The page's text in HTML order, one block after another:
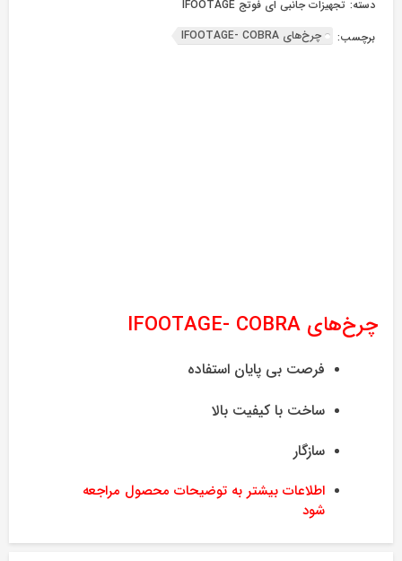
دسته: تجهیزات جانبی ای فوتج IFOOTAGE
برچسب:
چرخ‌های IFOOTAGE- COBRA
چرخ‌های IFOOTAGE- COBRA
فرصت بی پایان استفاده
ساخت با کیفیت بالا
سازگار
اطلاعات بیشتر به توضیحات محصول مراجعه
شود